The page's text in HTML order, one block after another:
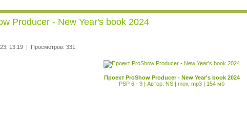
Producer - New Year's book 2024
13:19 | Просмотров: 331
Проект ProShow Producer - New Year's book 2024
PSP 6 - 9 | Автор: NS | mov, mp3 | 154 мб